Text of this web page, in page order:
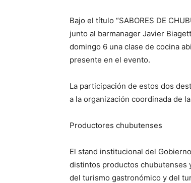
Bajo el título “SABORES DE
junto al barmanager Javier
domingo 6 una clase de cocina
presente en el evento.
La participación de estos dos
a la organización coordinada de
Productores chubutenses
El stand institucional del
distintos productos chubutenses
del turismo gastronómico y del